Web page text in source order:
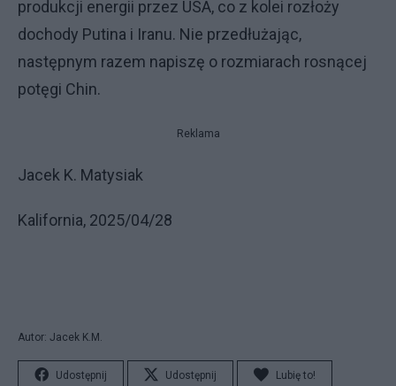
produkcji energii przez USA, co z kolei rozłoży
dochody Putina i Iranu. Nie przedłużając,
następnym razem napiszę o rozmiarach rosnącej
potęgi Chin.
Reklama
Jacek K. Matysiak
Kalifornia, 2025/04/28
Autor: Jacek K.M.
Udostępnij Udostępnij Lubię to!